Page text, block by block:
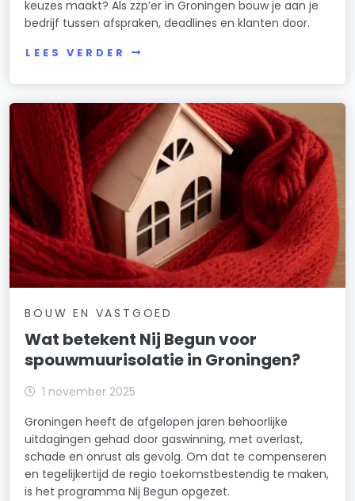
keuzes maakt? Als zzp’er in Groningen bouw je aan je
bedrijf tussen afspraken, deadlines en klanten door.
LEES VERDER
BOUW EN VASTGOED
Wat betekent Nij Begun voor
spouwmuurisolatie in Groningen?
1 november 2025
Groningen heeft de afgelopen jaren behoorlijke
uitdagingen gehad door gaswinning, met overlast,
schade en onrust als gevolg. Om dat te compenseren
en tegelijkertijd de regio toekomstbestendig te maken,
is het programma Nij Begun opgezet.